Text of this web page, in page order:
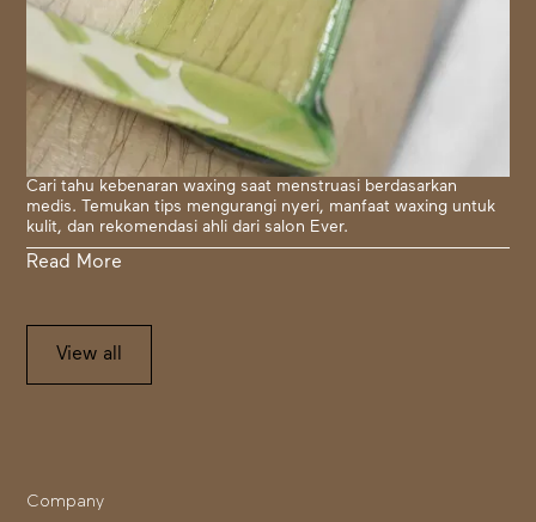
Cari tahu kebenaran waxing saat menstruasi berdasarkan
medis. Temukan tips mengurangi nyeri, manfaat waxing untuk
kulit, dan rekomendasi ahli dari salon Ever.
Read More
View all
Company